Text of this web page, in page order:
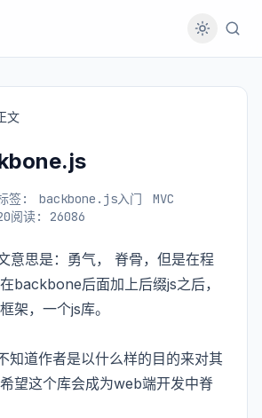
文
签: backbone.js入门
MVC
阅读: 26086
意思是：勇气， 脊骨，但是在程
backbone后面加上后缀js之后，
架，一个js库。
知道作者是以什么样的目的来对其
望这个库会成为web端开发中脊